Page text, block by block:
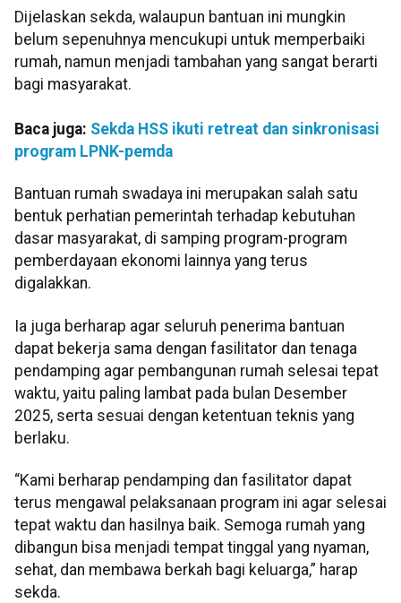
Dijelaskan sekda, walaupun bantuan ini mungkin
belum sepenuhnya mencukupi untuk memperbaiki
rumah, namun menjadi tambahan yang sangat berarti
bagi masyarakat.
Baca juga: Sekda HSS ikuti retreat dan sinkronisasi
program LPNK-pemda
Bantuan rumah swadaya ini merupakan salah satu
bentuk perhatian pemerintah terhadap kebutuhan
dasar masyarakat, di samping program-program
pemberdayaan ekonomi lainnya yang terus
digalakkan.
Ia juga berharap agar seluruh penerima bantuan
dapat bekerja sama dengan fasilitator dan tenaga
pendamping agar pembangunan rumah selesai tepat
waktu, yaitu paling lambat pada bulan Desember
2025, serta sesuai dengan ketentuan teknis yang
berlaku.
“Kami berharap pendamping dan fasilitator dapat
terus mengawal pelaksanaan program ini agar selesai
tepat waktu dan hasilnya baik. Semoga rumah yang
dibangun bisa menjadi tempat tinggal yang nyaman,
sehat, dan membawa berkah bagi keluarga,” harap
sekda.